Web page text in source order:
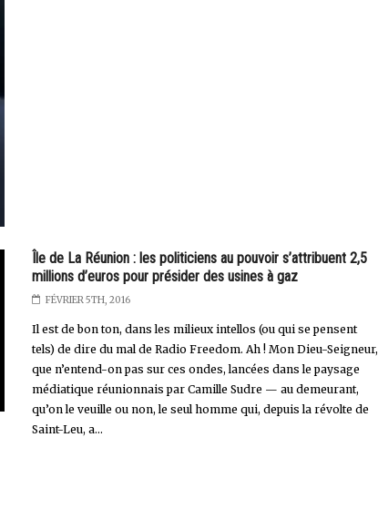
Île de La Réunion : les politiciens au pouvoir s’attribuent 2,5
millions d’euros pour présider des usines à gaz
FÉVRIER 5TH, 2016
Il est de bon ton, dans les milieux intellos (ou qui se pensent
tels) de dire du mal de Radio Freedom. Ah ! Mon Dieu-Seigneur,
que n’entend-on pas sur ces ondes, lancées dans le paysage
médiatique réunionnais par Camille Sudre — au demeurant,
qu’on le veuille ou non, le seul homme qui, depuis la révolte de
Saint-Leu, a...